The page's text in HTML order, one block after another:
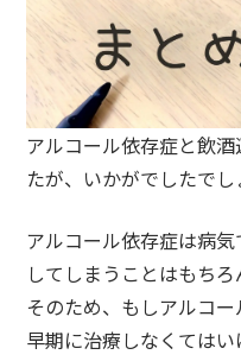
アルコール依存症と飲
たが、いかがでしたでし
アルコール依存症は病
してしまうことはもちろ
そのため、もしアルコー
早期に治療しなくてはい